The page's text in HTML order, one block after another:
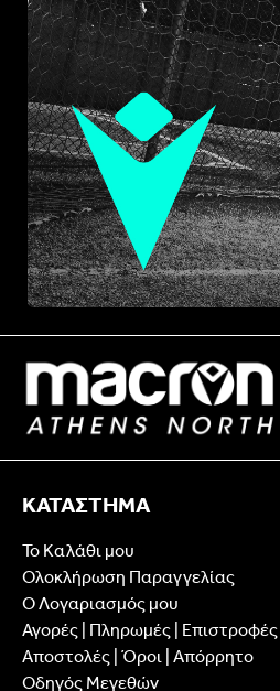
ΚΑΤΑΣΤΗΜΑ
Το Καλάθι μου
Ολοκλήρωση Παραγγελίας
Ο Λογαριασμός μου
Αγορές | Πληρωμές | Επιστροφές
Αποστολές | Όροι | Απόρρητο
Οδηγός Μεγεθών